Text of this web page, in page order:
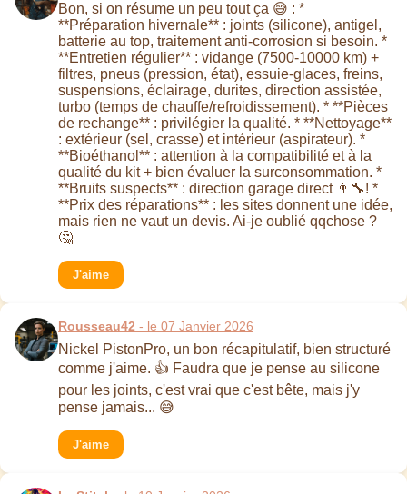
Bon, si on résume un peu tout ça 😅 : *
**Préparation hivernale** : joints (silicone), antigel,
batterie au top, traitement anti-corrosion si besoin. *
**Entretien régulier** : vidange (7500-10000 km) +
filtres, pneus (pression, état), essuie-glaces, freins,
suspensions, éclairage, durites, direction assistée,
turbo (temps de chauffe/refroidissement). * **Pièces
de rechange** : privilégier la qualité. * **Nettoyage**
: extérieur (sel, crasse) et intérieur (aspirateur). *
**Bioéthanol** : attention à la compatibilité et à la
qualité du kit + bien évaluer la surconsommation. *
**Bruits suspects** : direction garage direct 👨‍🔧! *
**Prix des réparations** : les sites donnent une idée,
mais rien ne vaut un devis. Ai-je oublié qqchose ?
🤔
J'aime
Rousseau42 - le 07 Janvier 2026
Nickel PistonPro, un bon récapitulatif, bien structuré
comme j'aime. 👍 Faudra que je pense au silicone
pour les joints, c'est vrai que c'est bête, mais j'y
pense jamais... 😅
J'aime